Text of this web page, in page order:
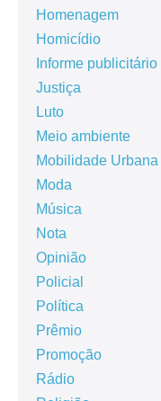
Homenagem
Homicídio
Informe publicitário
Justiça
Luto
Meio ambiente
Mobilidade Urbana
Moda
Música
Nota
Opinião
Policial
Política
Prêmio
Promoção
Rádio